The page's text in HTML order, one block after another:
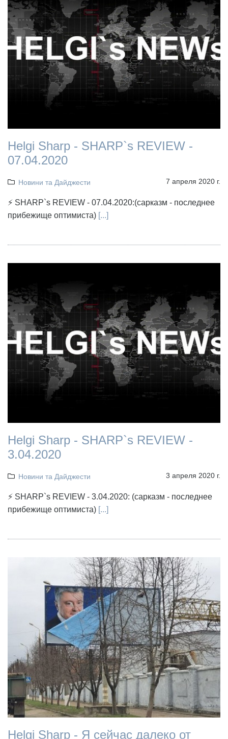
Helgi Sharp - SHARP`s REVIEW -
07.04.2020
Новини та Дайджести 7 апреля 2020 г.
⚡ SHARP`s REVIEW - 07.04.2020:(сарказм - последнее
прибежище оптимиста) [...]
Helgi Sharp - SHARP`s REVIEW -
3.04.2020
Новини та Дайджести 3 апреля 2020 г.
⚡ SHARP`s REVIEW - 3.04.2020: (сарказм - последнее
прибежище оптимиста) [...]
Helgi Sharp - Я сейчас далеко от